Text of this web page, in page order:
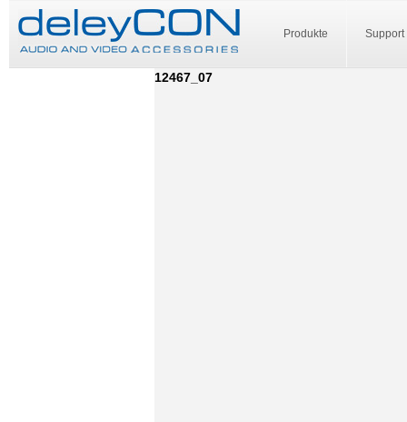
Produkte Support
12467_07